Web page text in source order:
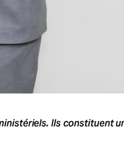
Ils constituent